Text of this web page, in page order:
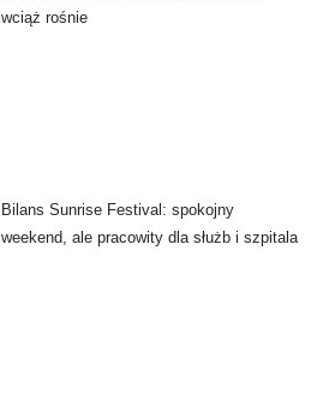
wciąż rośnie
Bilans Sunrise Festival: spokojny
weekend, ale pracowity dla służb i szpitala